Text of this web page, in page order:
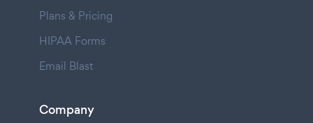
Plans & Pricing
HIPAA Forms
Email Blast
Company